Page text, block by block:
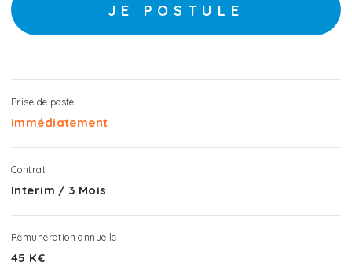
JE POSTULE
Prise de poste
Immédiatement
Contrat
Interim / 3 Mois
Rémunération annuelle
45 K€